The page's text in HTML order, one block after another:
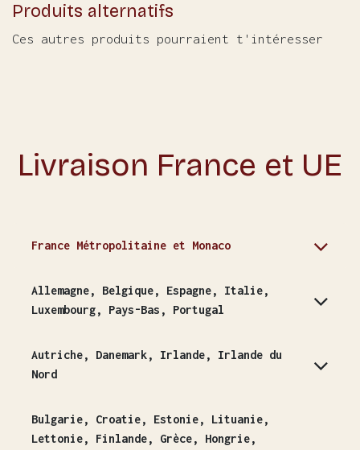
Produits alternatifs
Ces autres produits pourraient t'intéresser
Livraison France et UE
France Métropolitaine et Monaco
Allemagne, Belgique, Espagne, Italie,
Luxembourg, Pays-Bas, Portugal
Autriche, Danemark, Irlande, Irlande du
Nord
Bulgarie, Croatie, Estonie, Lituanie,
Lettonie, Finlande, Grèce, Hongrie,